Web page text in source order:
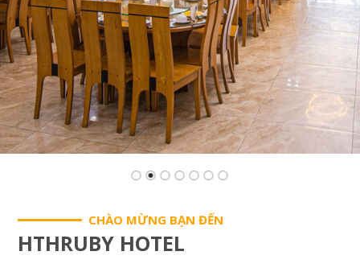
CHÀO MỪNG BẠN ĐẾN
HTHRUBY HOTEL